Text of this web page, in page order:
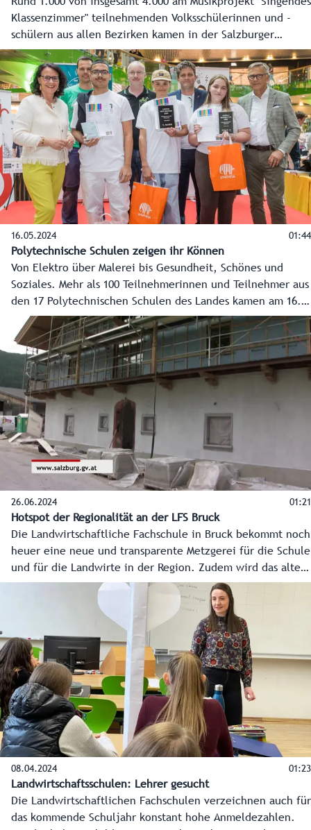
Klassenzimmer" teilnehmenden Volksschülerinnen und -
schülern aus allen Bezirken kamen in der Salzburger
Altstadt zum großen Abschlussfest zusammen.
16.05.2024 01:44
Polytechnische Schulen zeigen ihr Können
Von Elektro über Malerei bis Gesundheit, Schönes und
Soziales. Mehr als 100 Teilnehmerinnen und Teilnehmer aus
den 17 Polytechnischen Schulen des Landes kamen am 16.
Mai 2024 im Europark in der Landeshauptstadt zusammen,
um im sportlichen Wettkampf die Sieger in acht
Fachbereichen zu küren.
26.06.2024 01:21
Hotspot der Regionalität an der LFS Bruck
Die Landwirtschaftliche Fachschule in Bruck bekommt noch
heuer eine neue und transparente Metzgerei für die Schule
und für die Landwirte in der Region. Zudem wird das alte
Bauernhaus am Schulstandort derzeit komplett saniert und
wird danach einen Hofladen, Wohnungen und die neuen
Büros für die Landesforstdirektion beherbergen.
08.04.2024 01:23
Landwirtschaftsschulen: Lehrer gesucht
Die Landwirtschaftlichen Fachschulen verzeichnen auch für
das kommende Schuljahr konstant hohe Anmeldezahlen.